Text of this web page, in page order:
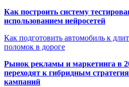
Как построить систему
использованием нейросетей
Как подготовить автомобиль к
поломок в дороге
Рынок рекламы и маркетинга в
переходят к гибридным
кампаний